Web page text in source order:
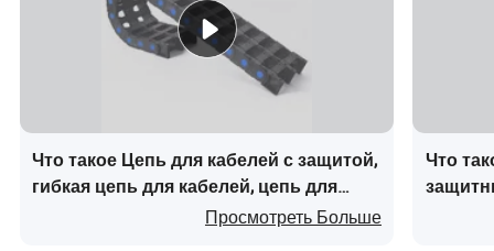
Что такое Цепь для кабелей с защитой,
гибкая цепь для кабелей, цепь для
кабелей для станков с ЧПУПросмотреть Больше
Что